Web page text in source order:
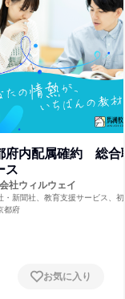
府内配属確約 総合
ス
社ウィルウェイ
・新聞社、教育支援サービス、
育学校
都府
お気に入り